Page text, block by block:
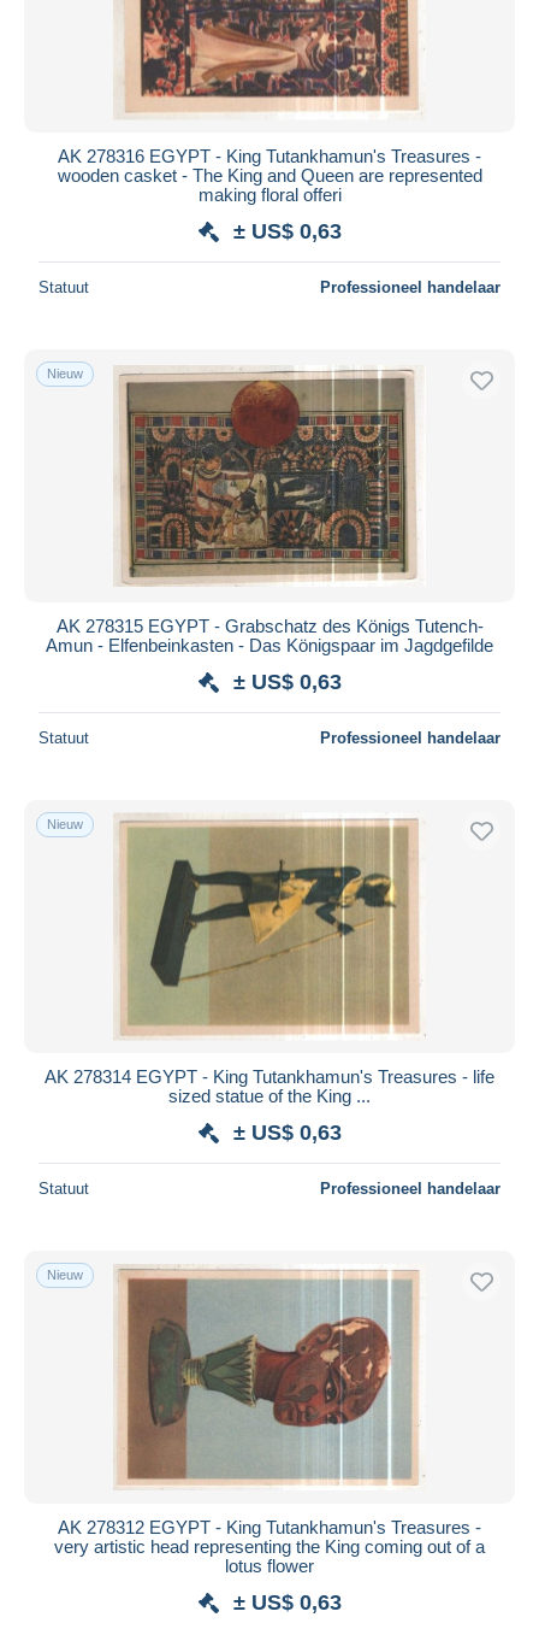
AK 278316 EGYPT - King Tutankhamun's Treasures -
wooden casket - The King and Queen are represented
making floral offeri
± US$ 0,63
Statuut Professioneel handelaar
Nieuw
AK 278315 EGYPT - Grabschatz des Königs Tutench-
Amun - Elfenbeinkasten - Das Königspaar im Jagdgefilde
± US$ 0,63
Statuut Professioneel handelaar
Nieuw
AK 278314 EGYPT - King Tutankhamun's Treasures - life
sized statue of the King ...
± US$ 0,63
Statuut Professioneel handelaar
Nieuw
AK 278312 EGYPT - King Tutankhamun's Treasures -
very artistic head representing the King coming out of a
lotus flower
± US$ 0,63